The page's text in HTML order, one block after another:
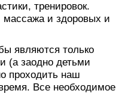
тренировок.
массажа и здоровых и
являются только
(а заодно детьми
проходить наш
Все необходимое